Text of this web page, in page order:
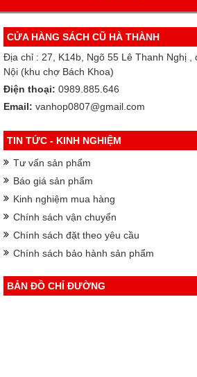
CỬA HÀNG SÁCH CŨ HÀ THÀNH
Địa chỉ : 27, K14b, Ngõ 55 Lê Thanh Nghị ,
Nội (khu chợ Bách Khoa)
Điện thoại: 0989.885.646
Email: vanhop0807@gmail.com
TIN TỨC - KINH NGHIỆM
Tư vấn sản phẩm
Báo giá sản phẩm
Kinh nghiệm mua hàng
Chính sách vận chuyển
Chính sách đặt theo yêu cầu
Chính sách bảo hành sản phẩm
BẢN ĐỒ CHỈ ĐƯỜNG